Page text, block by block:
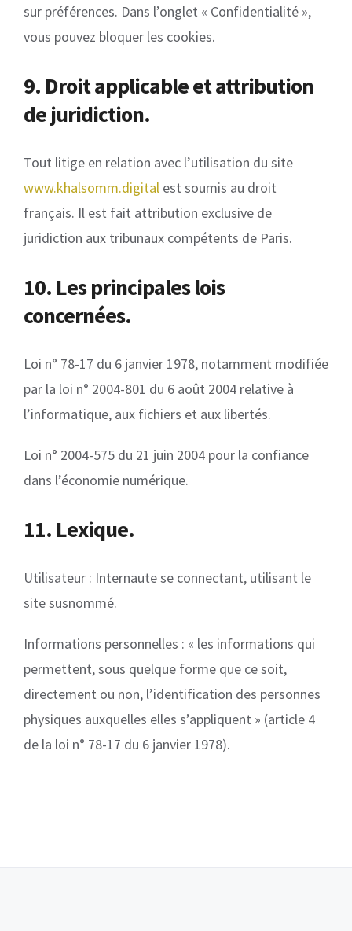
sur préférences. Dans l’onglet « Confidentialité »,
vous pouvez bloquer les cookies.
9. Droit applicable et attribution
de juridiction.
Tout litige en relation avec l’utilisation du site
www.khalsomm.digital est soumis au droit
français. Il est fait attribution exclusive de
juridiction aux tribunaux compétents de Paris.
10. Les principales lois
concernées.
Loi n° 78-17 du 6 janvier 1978, notamment modifiée
par la loi n° 2004-801 du 6 août 2004 relative à
l’informatique, aux fichiers et aux libertés.
Loi n° 2004-575 du 21 juin 2004 pour la confiance
dans l’économie numérique.
11. Lexique.
Utilisateur : Internaute se connectant, utilisant le
site susnommé.
Informations personnelles : « les informations qui
permettent, sous quelque forme que ce soit,
directement ou non, l’identification des personnes
physiques auxquelles elles s’appliquent » (article 4
de la loi n° 78-17 du 6 janvier 1978).